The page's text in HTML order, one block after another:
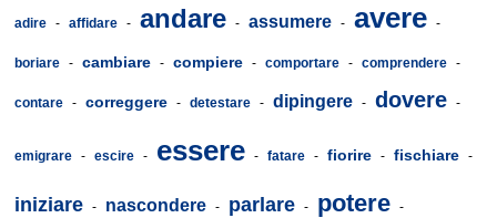
adire - affidare - andare - assumere - avere -
boriare - cambiare - compiere - comportare - comprendere -
contare - correggere - detestare - dipingere - dovere -
emigrare - escire - essere - fatare - fiorire - fischiare -
iniziare - nascondere - parlare - potere -